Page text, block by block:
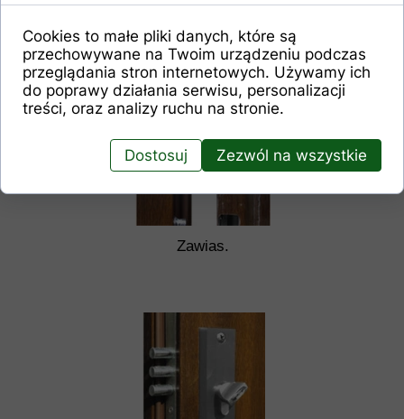
Rygiel pionowy.
Zawias.
Cookies to małe pliki danych, które są
przechowywane na Twoim urządzeniu podczas
przeglądania stron internetowych. Używamy ich
do poprawy działania serwisu, personalizacji
treści, oraz analizy ruchu na stronie.
Dostosuj Zezwól na wszystkie